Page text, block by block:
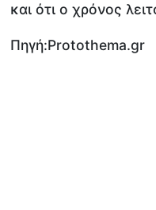
και ότι ο χρόνος
Πηγή:Protothema.gr